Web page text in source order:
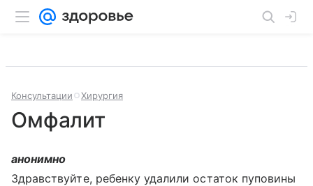
Консультации Хирургия
Омфалит
анонимно
Здравствуйте, ребенку удалили остаток пуповины